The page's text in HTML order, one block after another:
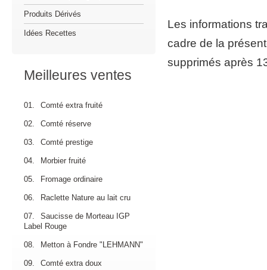
Les informations
cadre de la
supprimés après
Produits Dérivés
Idées Recettes
Meilleures ventes
01. Comté extra fruité
02. Comté réserve
03. Comté prestige
04. Morbier fruité
05. Fromage ordinaire
06. Raclette Nature au lait cru
07.
Saucisse de Morteau IGP
Label Rouge
08. Metton à Fondre "LEHMANN"
09. Comté extra doux